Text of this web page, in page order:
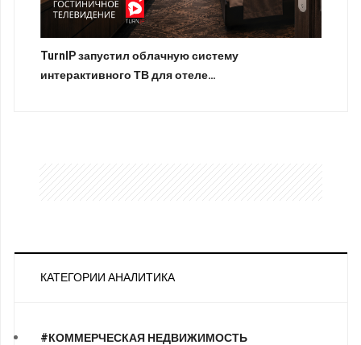
TurnIP запустил облачную систему
интерактивного ТВ для отеле…
КАТЕГОРИИ АНАЛИТИКА
#КОММЕРЧЕСКАЯ НЕДВИЖИМОСТЬ